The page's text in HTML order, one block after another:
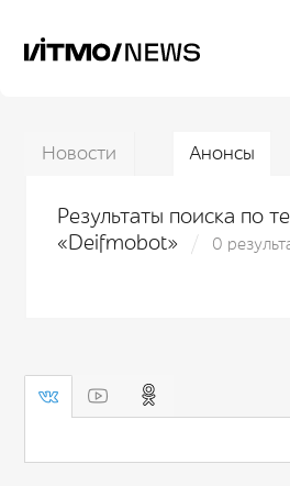
Новости Анонсы
Результаты поиска по
«Deifmobot»
0